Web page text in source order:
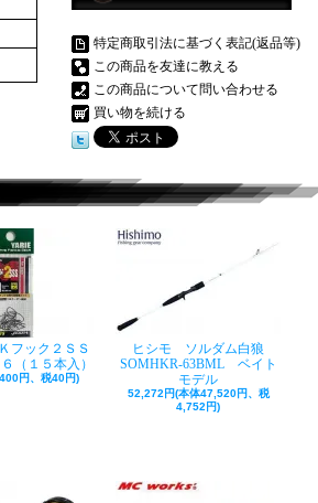
特定商取引法に基づく表記(返品等)
この商品を友達に教える
この商品について問い合わせる
買い物を続ける
フック２ＳＳ
（１５本入）
円、税40円)
ヒシモ ソルダム白狼
SOMHKR-63BML ベイト
モデル
52,272円(本体47,520円、税
4,752円)